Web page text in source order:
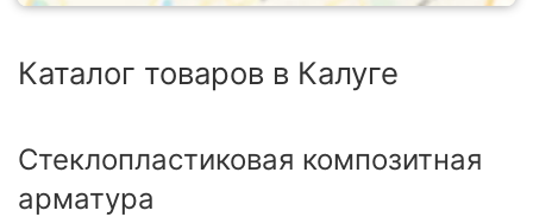
Каталог товаров в Калуге
Стеклопластиковая композитная
арматура